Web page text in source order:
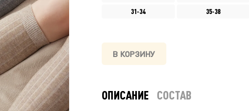
31-34
35-38
В КОРЗИНУ
ОПИСАНИЕ СОСТАВ